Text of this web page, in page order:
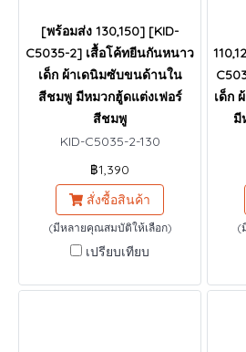
[พร้อมส่ง 130,150] [KID-
C5035-2] เสื้อโค้ทยีนกันหนาว
เด็ก ผ้าเดนิมซับขนด้านใน
สีชมพู มีหมวกฮู้ดแต่งเฟอร์
สีชมพู
KID-C5035-2-130
฿1,390
สั่งซื้อสินค้า
(มีหลายคุณสมบัติให้เลือก)
เปรียบเทียบ
เด็ก
มี
(